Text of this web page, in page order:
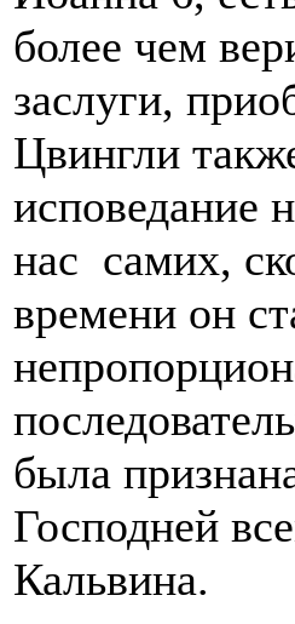
более чем
заслуги,
Цвингли
исповедание
нас самих,
времени он
была
Господней
Кальвина.